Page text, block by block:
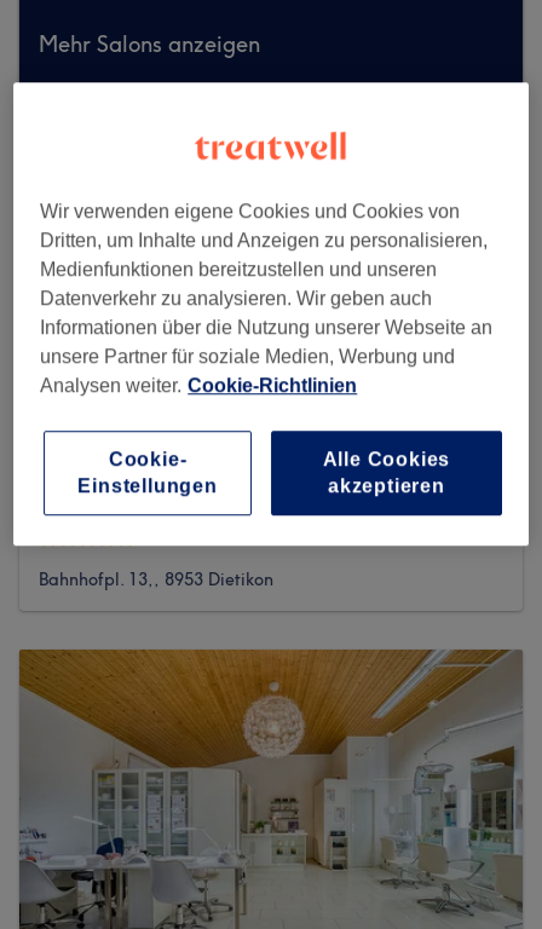
Mehr Salons anzeigen
Nails and More Dietikon
Bahnhofpl. 13,, 8953 Dietikon
Wir verwenden eigene Cookies und Cookies von
Dritten, um Inhalte und Anzeigen zu personalisieren,
Medienfunktionen bereitzustellen und unseren
Datenverkehr zu analysieren. Wir geben auch
Informationen über die Nutzung unserer Webseite an
unsere Partner für soziale Medien, Werbung und
Analysen weiter. Cookie-Richtlinien
Alle Cookies
akzeptieren
Cookie-
Einstellungen